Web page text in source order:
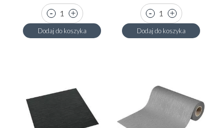
MATY W ROLCE DO ZASTOSOWANIA W
SZUFLADACH KUCHENNYCH I NIE TYLKO
Dodaj do koszyka Dodaj do koszyka